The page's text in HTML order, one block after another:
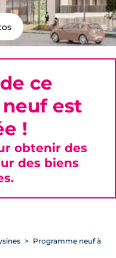
Programme neuf à
ce
est
!
obtenir des
des biens